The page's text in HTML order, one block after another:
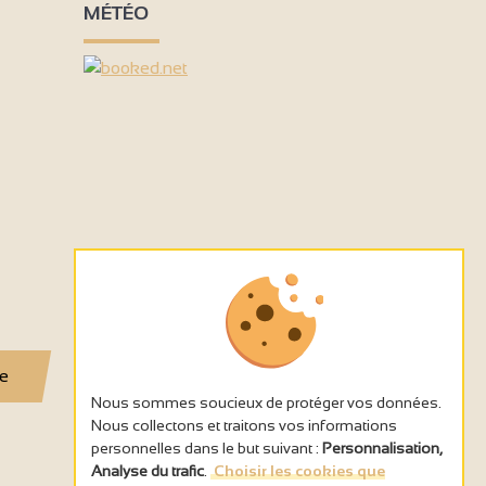
MÉTÉO
Nous sommes soucieux de protéger vos données.
Nous collectons et traitons vos informations
personnelles dans le but suivant : Personnalisation,
Analyse du trafic Choisir les cookies que